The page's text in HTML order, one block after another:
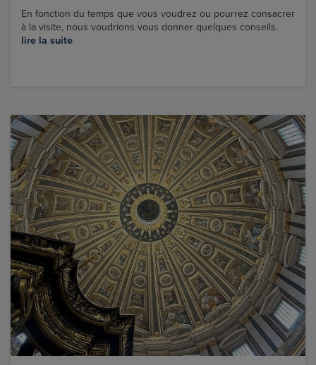
En fonction du temps que vous voudrez ou pourrez consacrer
à la visite, nous voudrions vous donner quelques conseils.
lire la suite